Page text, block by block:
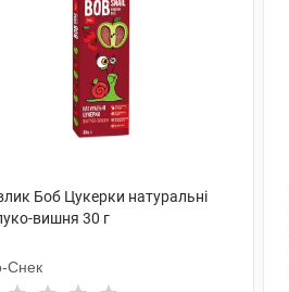
Боб Цукерки натуральні
вишня 30 г
Снек